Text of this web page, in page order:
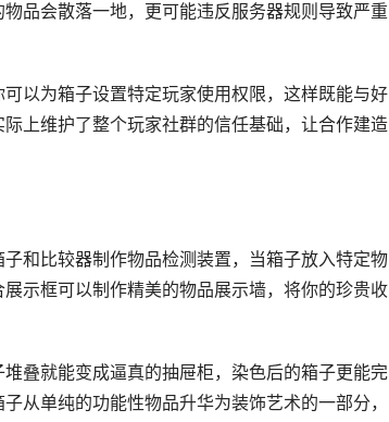
品会散落一地，更可能违反服务器规则导致严重
以为箱子设置特定玩家使用权限，这样既能与好
上维护了整个玩家社群的信任基础，让合作建造
和比较器制作物品检测装置，当箱子放入特定物
示框可以制作精美的物品展示墙，将你的珍贵收
叠就能变成逼真的抽屉柜，染色后的箱子更能完
从单纯的功能性物品升华为装饰艺术的一部分，